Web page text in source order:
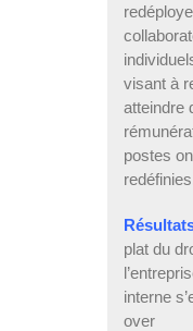
visant à
atteindre
postes
plat du
interne
over